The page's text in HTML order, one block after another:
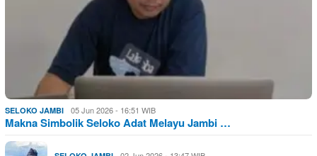
SELOKO JAMBI 05 Jun 2026 - 16:51 WIB
Makna Simbolik Seloko Adat Melayu Jambi …